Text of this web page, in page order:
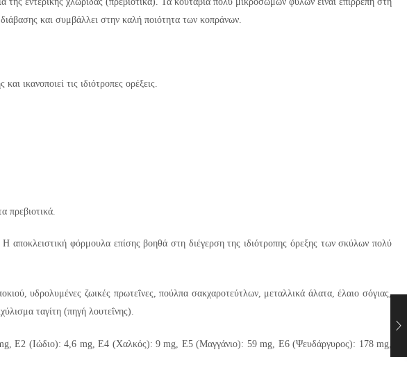
και συμβάλλει στην καλή ποιότητα των κοπράνων.
ικανοποιεί τις ιδιότροπες ορέξεις.
πρεβιοτικά.
φόρμουλα επίσης βοηθά στη διέγερση της ιδιότροπης όρεξης των σκύλων πολύ
υδρολυμένες ζωικές πρωτεΐνες, πούλπα σακχαροτεύτλων, μεταλλικά άλατα, έλαιο σόγιας,
ταγίτη (πηγή λουτεΐνης).
E2 (Ιώδιο): 4,6 mg, E4 (Χαλκός): 9 mg, E5 (Μαγγάνιο): 59 mg, E6 (Ψευδάργυρος): 178 mg,